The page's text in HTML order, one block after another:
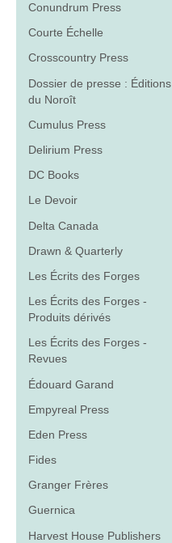
Conundrum Press
Courte Échelle
Crosscountry Press
Dossier de presse : Éditions
du Noroît
Cumulus Press
Delirium Press
DC Books
Le Devoir
Delta Canada
Drawn & Quarterly
Les Écrits des Forges
Les Écrits des Forges -
Produits dérivés
Les Écrits des Forges -
Revues
Édouard Garand
Empyreal Press
Eden Press
Fides
Granger Frères
Guernica
Harvest House Publishers